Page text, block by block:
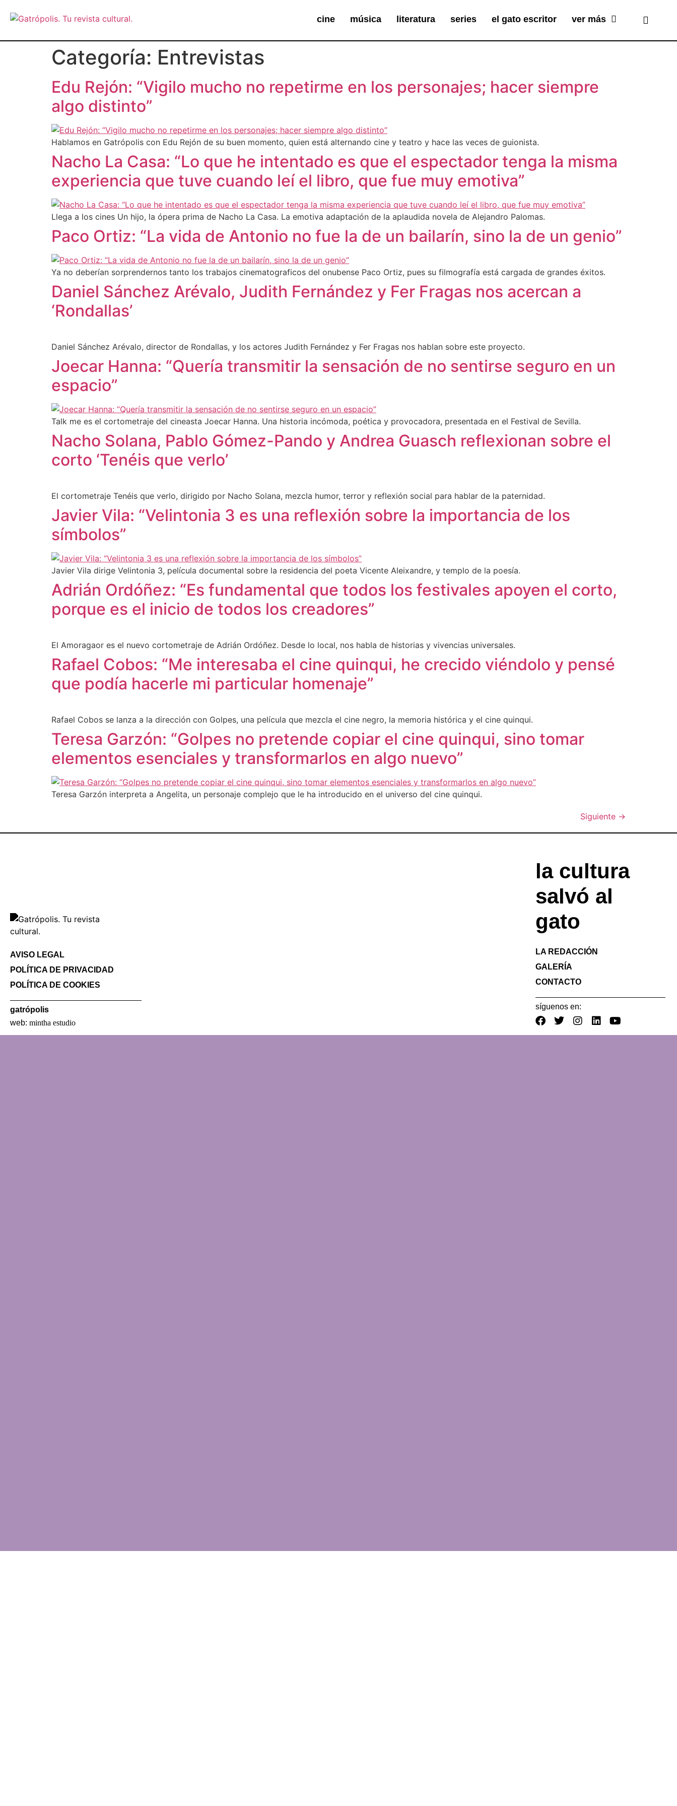
cine música literatura series el gato escritor ver más
Categoría: Entrevistas
Edu Rejón: “Vigilo mucho no repetirme en los personajes; hacer siempre
algo distinto”
Hablamos en Gatrópolis con Edu Rejón de su buen momento, quien está alternando cine y teatro y hace las veces de guionista.
Nacho La Casa: “Lo que he intentado es que el espectador tenga la misma
experiencia que tuve cuando leí el libro, que fue muy emotiva”
Llega a los cines Un hijo, la ópera prima de Nacho La Casa. La emotiva adaptación de la aplaudida novela de Alejandro Palomas.
Paco Ortiz: “La vida de Antonio no fue la de un bailarín, sino la de un genio”
Ya no deberían sorprendernos tanto los trabajos cinematograficos del onubense Paco Ortiz, pues su filmografía está cargada de grandes éxitos.
Daniel Sánchez Arévalo, Judith Fernández y Fer Fragas nos acercan a
‘Rondallas’
Daniel Sánchez Arévalo, director de Rondallas, y los actores Judith Fernández y Fer Fragas nos hablan sobre este proyecto.
Joecar Hanna: “Quería transmitir la sensación de no sentirse seguro en un
espacio”
Talk me es el cortometraje del cineasta Joecar Hanna. Una historia incómoda, poética y provocadora, presentada en el Festival de Sevilla.
Nacho Solana, Pablo Gómez-Pando y Andrea Guasch reflexionan sobre el
corto ‘Tenéis que verlo’
El cortometraje Tenéis que verlo, dirigido por Nacho Solana, mezcla humor, terror y reflexión social para hablar de la paternidad.
Javier Vila: “Velintonia 3 es una reflexión sobre la importancia de los
símbolos”
Javier Vila dirige Velintonia 3, película documental sobre la residencia del poeta Vicente Aleixandre, y templo de la poesía.
Adrián Ordóñez: “Es fundamental que todos los festivales apoyen el corto,
porque es el inicio de todos los creadores”
El Amoragaor es el nuevo cortometraje de Adrián Ordóñez. Desde lo local, nos habla de historias y vivencias universales.
Rafael Cobos: “Me interesaba el cine quinqui, he crecido viéndolo y pensé
que podía hacerle mi particular homenaje”
Rafael Cobos se lanza a la dirección con Golpes, una película que mezcla el cine negro, la memoria histórica y el cine quinqui.
Teresa Garzón: “Golpes no pretende copiar el cine quinqui, sino tomar
elementos esenciales y transformarlos en algo nuevo”
Teresa Garzón interpreta a Angelita, un personaje complejo que le ha introducido en el universo del cine quinqui.
Siguiente →
AVISO LEGAL
POLÍTICA DE PRIVACIDAD
POLÍTICA DE COOKIES
gatrópolis
web: mintha estudio
la cultura
salvó al
gato
LA REDACCIÓN
GALERÍA
CONTACTO
síguenos en: